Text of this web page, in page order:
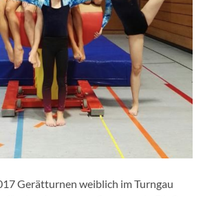
Gerätturnen weiblich im Turngau